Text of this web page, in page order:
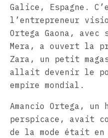
Galice, Espagne.
l’entrepreneur
Ortega Gaona, avec
Mera, a ouvert la
Zara, un petit
allait devenir le
empire mondial.
Amancio Ortega, un
perspicace, avait
de la mode était